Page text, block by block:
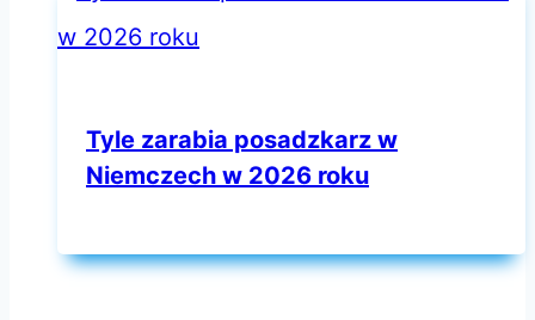
Tyle zarabia posadzkarz w
Niemczech w 2026 roku